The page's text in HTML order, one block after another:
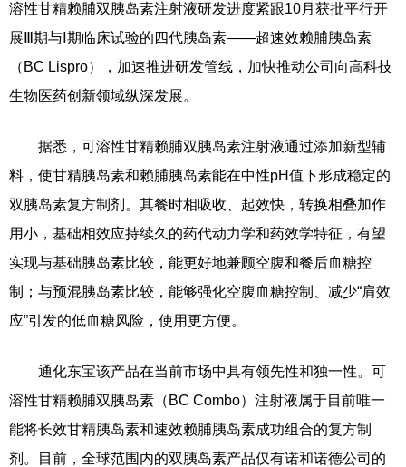
溶性甘精赖脯双胰岛素注射液研发进度紧跟10月获批平行开
展Ⅲ期与Ⅰ期临床试验的四代胰岛素——超速效赖脯胰岛素
（BC Lispro），加速推进研发管线，加快推动公司向高科技
生物医药创新领域纵深发展。
据悉，可溶性甘精赖脯双胰岛素注射液通过添加新型辅
料，使甘精胰岛素和赖脯胰岛素能在中性pH值下形成稳定的
双胰岛素复方制剂。其餐时相吸收、起效快，转换相叠加作
用小，基础相效应持续久的药代动力学和药效学特征，有望
实现与基础胰岛素比较，能更好地兼顾空腹和餐后血糖控
制；与预混胰岛素比较，能够强化空腹血糖控制、减少“肩效
应”引发的低血糖风险，使用更方便。
通化东宝该产品在当前市场中具有领先性和独一性。可
溶性甘精赖脯双胰岛素（BC Combo）注射液属于目前唯一
能将长效甘精胰岛素和速效赖脯胰岛素成功组合的复方制
剂。目前，全球范围内的双胰岛素产品仅有诺和诺德公司的